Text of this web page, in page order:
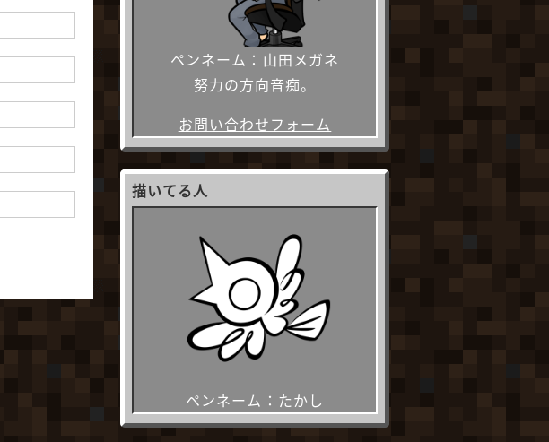
ペンネーム：山田メガネ
努力の方向音痴。
お問い合わせフォーム
描いてる人
ペンネーム：たかし